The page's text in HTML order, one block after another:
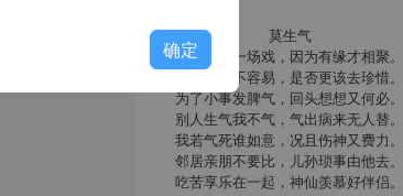
莫生气
人生就像一场戏，因为有缘才相聚。
相扶到老不容易，是否更该去珍惜。
为了小事发脾气，回头想想又何必。
别人生气我不气，气出病来无人替。
我若气死谁如意，况且伤神又费力。
邻居亲朋不要比，儿孙琐事由他去。
吃苦享乐在一起，神仙羡慕好伴侣。
确定